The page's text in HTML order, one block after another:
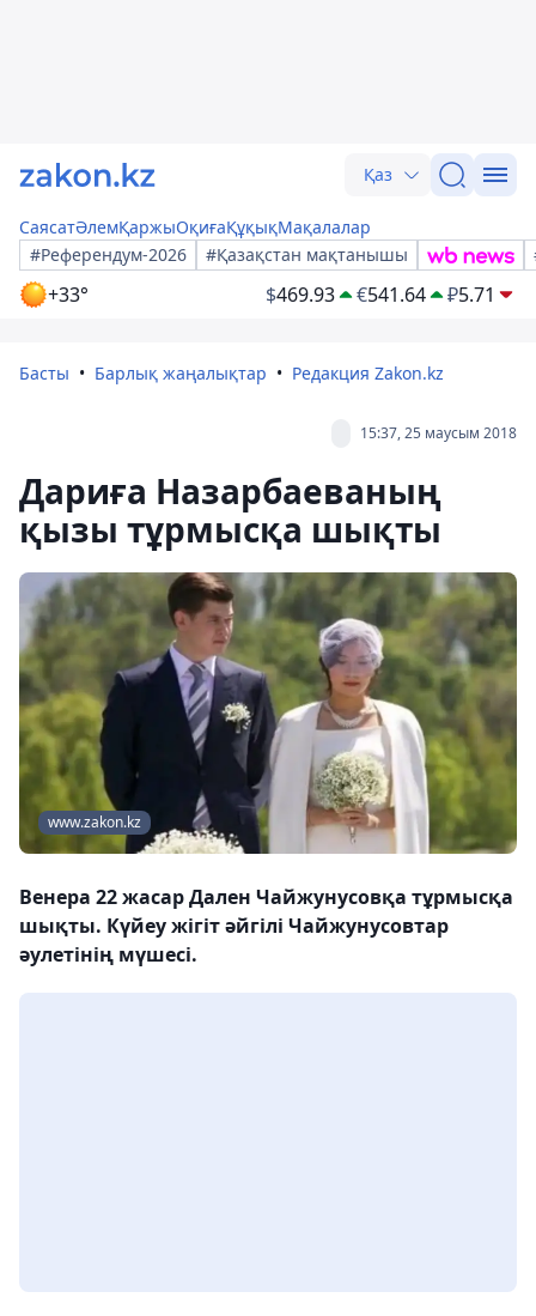
Қаз
СаясатӘлемҚаржыОқиғаҚұқықМақалалар
#Референдум-2026
#Қазақстан мақтанышы
+33° $469.93 €541.64 ₽5.71
Басты Барлық жаңалықтар Редакция Zakon.kz
15:37, 25 маусым 2018
Дариға Назарбаеваның
қызы тұрмысқа шықты
www.zakon.kz
Венера 22 жасар Дален Чайжунусовқа тұрмысқа
шықты. Күйеу жігіт әйгілі Чайжунусовтар
әулетінің мүшесі.